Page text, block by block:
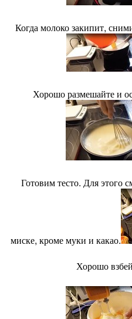
Когда молоко закипит,
Хорошо размешайте и
Готовим тесто. Для этого
миске, кроме муки и какао.
Хорошо